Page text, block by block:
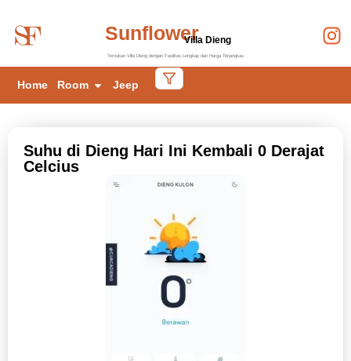
SunflowerVilla Dieng
Temukan Villa Dieng dengan Fasilitas Lengkap dan Harga Terjangkau
Home Room Jeep
Suhu di Dieng Hari Ini Kembali 0 Derajat
Celcius